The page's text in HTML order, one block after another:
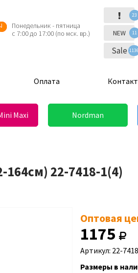
Понедельник - пятница
с 7:00 до 17:00 (по мск. вр.)
! 23
NEW 11
Sale
Оплата
Maxi Nordman
22-7418-1(4)
Оптовая
1175
Артикул: 22-
Размеры в